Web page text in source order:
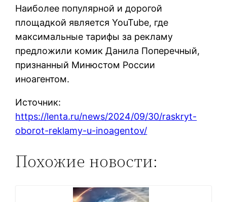
Наиболее популярной и дорогой
площадкой является YouTube, где
максимальные тарифы за рекламу
предложили комик Данила Поперечный,
признанный Минюстом России
иноагентом.
Источник:
https://lenta.ru/news/2024/09/30/raskryt-
oborot-reklamy-u-inoagentov/
Похожие новости: